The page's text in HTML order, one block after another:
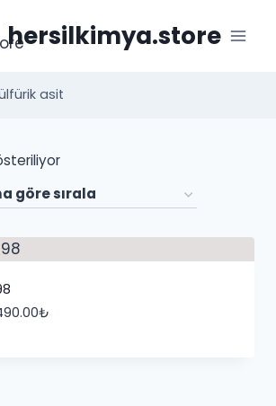
hersilkimya.store
asit
₺Fiyat